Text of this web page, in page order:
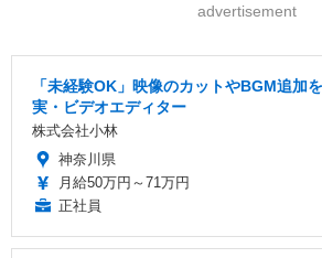
advertisement
「未経験OK」映像のカットやBGM追加
実・ビデオエディター
株式会社小林
神奈川県
月給50万円～71万円
正社員